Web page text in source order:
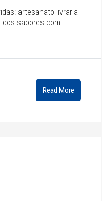
artesanato livraria
dos sabores com
Read More